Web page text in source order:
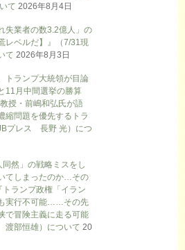
て 2026年8月4日
失業者の数3.2億人」の
レベルだ】』（7/31現
て 2026年8月3日
トランプ大統領が目論
11月中間選挙の勝算
授・前嶋和弘氏が語
縮問題を優先するトラ
プレス 長野 光）につ
然」の戦略ミスをし
てしまったのか…その
ランプ政権「イラン
実行不可能……その先
で冒険主義に走る可能
部恒雄）について 20